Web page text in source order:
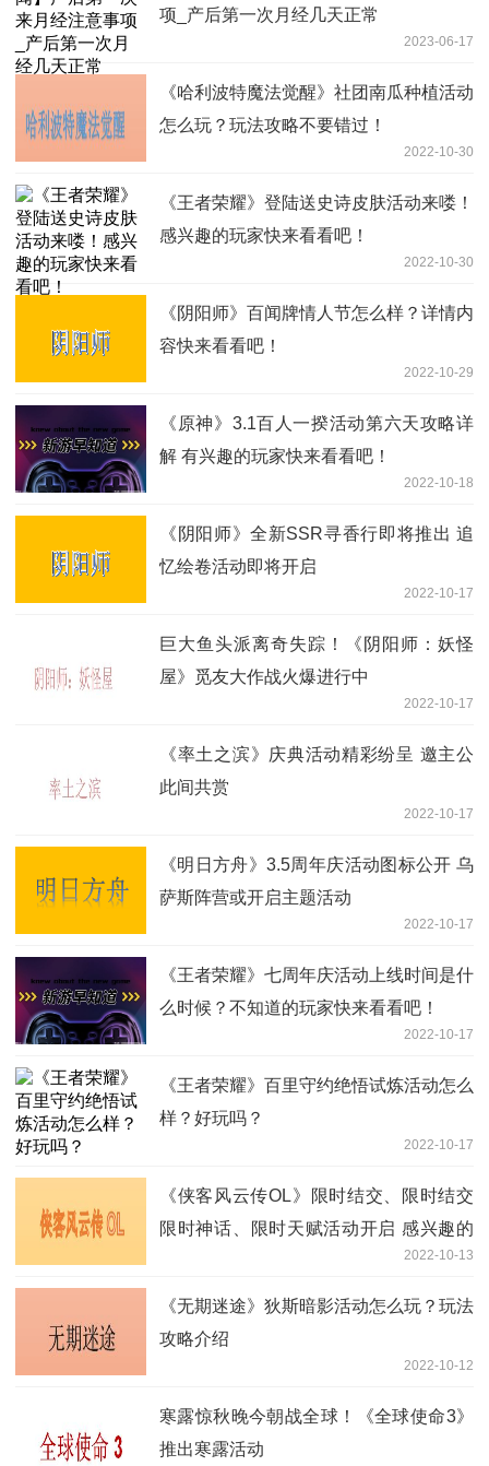
项_产后第一次月经几天正常
2023-06-17
《哈利波特魔法觉醒》社团南瓜种植活动
怎么玩？玩法攻略不要错过！
2022-10-30
《王者荣耀》登陆送史诗皮肤活动来喽！
感兴趣的玩家快来看看吧！
2022-10-30
《阴阳师》百闻牌情人节怎么样？详情内
容快来看看吧！
2022-10-29
《原神》3.1百人一揆活动第六天攻略详
解 有兴趣的玩家快来看看吧！
2022-10-18
《阴阳师》全新SSR寻香行即将推出 追
忆绘卷活动即将开启
2022-10-17
巨大鱼头派离奇失踪！《阴阳师：妖怪
屋》觅友大作战火爆进行中
2022-10-17
《率土之滨》庆典活动精彩纷呈 邀主公
此间共赏
2022-10-17
《明日方舟》3.5周年庆活动图标公开 乌
萨斯阵营或开启主题活动
2022-10-17
《王者荣耀》七周年庆活动上线时间是什
么时候？不知道的玩家快来看看吧！
2022-10-17
《王者荣耀》百里守约绝悟试炼活动怎么
样？好玩吗？
2022-10-17
《侠客风云传OL》限时结交、限时结交
限时神话、限时天赋活动开启 感兴趣的
2022-10-13
《无期迷途》狄斯暗影活动怎么玩？玩法
攻略介绍
2022-10-12
寒露惊秋晚今朝战全球！《全球使命3》
推出寒露活动